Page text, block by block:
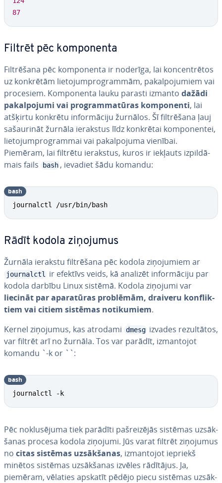
87
Filtrēt pēc kom­po­nen­ta
Fil­trē­ša­na pēc kom­po­nen­ta ir noderīga, lai kon­cen­trē­tos
uz konkrētām lie­to­jum­prog­ram­mām, pa­kal­po­ju­miem vai
procesiem. Kom­po­nen­ta lauku parasti izmanto dažādi
pa­kal­po­ju­mi vai prog­ram­ma­tū­ras kom­po­nen­ti, lai
atšķirtu konkrētu in­for­mā­ci­ju žurnālos. Šī fil­trē­ša­na ļauj
sa­šau­ri­nāt žurnāla ierakstus līdz konkrētai kom­po­nen­tei,
lie­to­jum­prog­ram­mai vai pa­kal­po­ju­ma vienībai.
Piemēram, lai filtrētu ierakstus, kuros ir iekļauts iz­pil­dā­
mais fails
bash , ievadiet šādu komandu:
journalctl /usr/bin/bash
bash
Rādīt kodola ziņojumus
Žurnāla ierakstu fil­trē­ša­na pēc kodola zi­ņo­ju­miem ar
journalctl
ir efektīvs veids, kā analizēt in­for­mā­ci­ju par
kodola darbību Linux sistēmā. Kodola ziņojumi var
liecināt par ap­ara­tū­ras problēmām, draiveru kon­flik­
tiem vai citiem sistēmas no­ti­ku­miem.
Kernel ziņojumus, kas atrodami dmesg izvades re­zul­tā­tos,
var filtrēt arī no žurnāla. Tos var parādīt, iz­man­to­jot
komandu `-k or ``:
journalctl -k
bash
Pēc no­klu­sē­ju­ma tiek parādīti pa­šrei­zē­jās sistēmas uz­sāk­
ša­nas procesa kodola ziņojumi. Jūs varat filtrēt ziņojumus
no citas sistēmas uz­sāk­ša­nas, iz­man­to­jot iepriekš
minētos sistēmas uz­sāk­ša­nas izvēles rādītājus. Ja,
piemēram, vēlaties apskatīt pēdējo piecu sistēmas uz­sāk­